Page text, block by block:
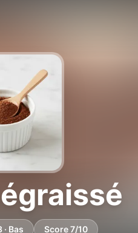
· Bas Score 7/10